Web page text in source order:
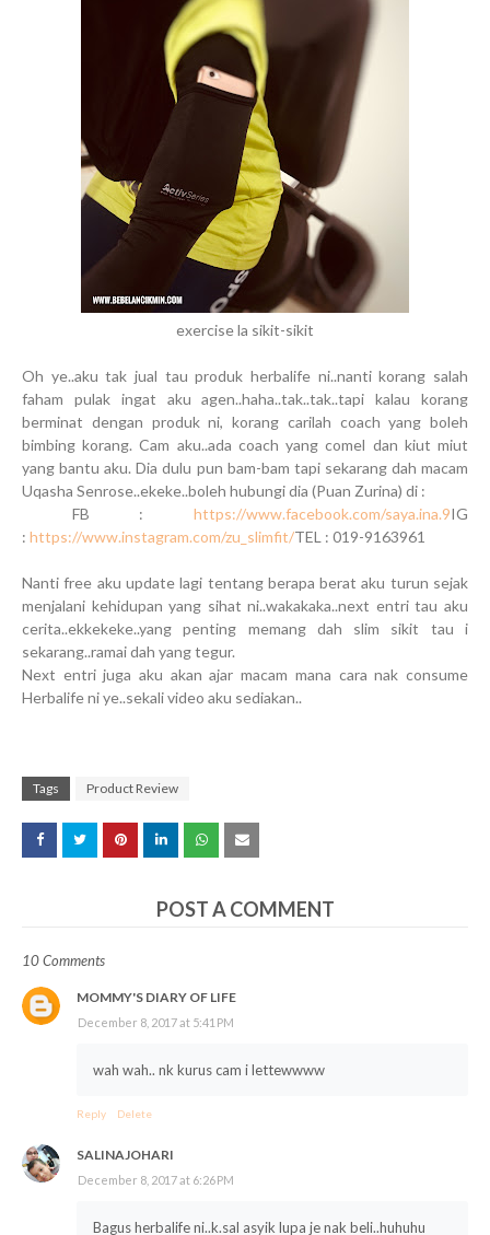
exercise la sikit-sikit
Oh ye..aku tak jual tau produk herbalife ni..nanti korang salah
faham pulak ingat aku agen..haha..tak..tak..tapi kalau korang
berminat dengan produk ni, korang carilah coach yang boleh
bimbing korang. Cam aku..ada coach yang comel dan kiut miut
yang bantu aku. Dia dulu pun bam-bam tapi sekarang dah macam
Uqasha Senrose..ekeke..boleh hubungi dia (Puan Zurina) di :
FB : https://www.facebook.com/saya.ina.9IG
: https://www.instagram.com/zu_slimfit/TEL : 019-9163961
Nanti free aku update lagi tentang berapa berat aku turun sejak
menjalani kehidupan yang sihat ni..wakakaka..next entri tau aku
cerita..ekkekeke..yang penting memang dah slim sikit tau i
sekarang..ramai dah yang tegur.
Next entri juga aku akan ajar macam mana cara nak consume
Herbalife ni ye..sekali video aku sediakan..
Tags Product Review
POST A COMMENT
10 Comments
MOMMY'S DIARY OF LIFE
December 8, 2017 at 5:41 PM
wah wah.. nk kurus cam i lettewwww
Reply Delete
SALINAJOHARI
December 8, 2017 at 6:26 PM
Bagus herbalife ni..k.sal asyik lupa je nak beli..huhuhu